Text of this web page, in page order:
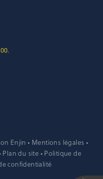
Enjin • Mentions légales •
Plan du site • Politique de
confidentialité